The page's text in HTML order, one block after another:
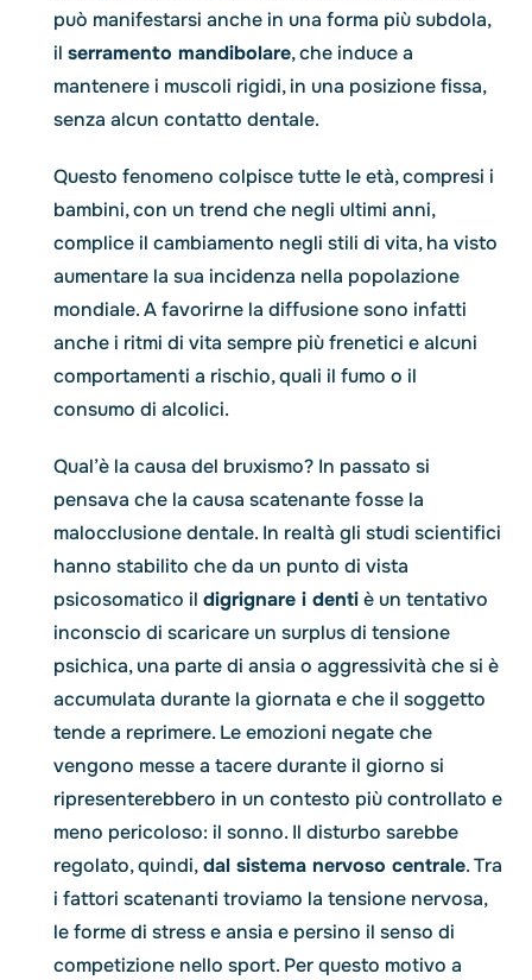
può manifestarsi anche in una forma più subdola,
il serramento mandibolare, che induce a
mantenere i muscoli rigidi, in una posizione fissa,
senza alcun contatto dentale.
Questo fenomeno colpisce tutte le età, compresi i
bambini, con un trend che negli ultimi anni,
complice il cambiamento negli stili di vita, ha visto
aumentare la sua incidenza nella popolazione
mondiale. A favorirne la diffusione sono infatti
anche i ritmi di vita sempre più frenetici e alcuni
comportamenti a rischio, quali il fumo o il
consumo di alcolici.
Qual’è la causa del bruxismo? In passato si
pensava che la causa scatenante fosse la
malocclusione dentale. In realtà gli studi scientifici
hanno stabilito che da un punto di vista
psicosomatico il digrignare i dentiè un tentativo
inconscio di scaricare un surplus di tensione
psichica, una parte di ansia o aggressività che si è
accumulata durante la giornata e che il soggetto
tende a reprimere. Le emozioni negate che
vengono messe a tacere durante il giorno si
ripresenterebbero in un contesto più controllato e
meno pericoloso: il sonno. Il disturbo sarebbe
regolato, quindi,dal sistema nervoso centrale. Tra
i fattori scatenanti troviamo la tensione nervosa,
le forme di stress e ansia e persino il senso di
competizione nello sport. Per questo motivo a